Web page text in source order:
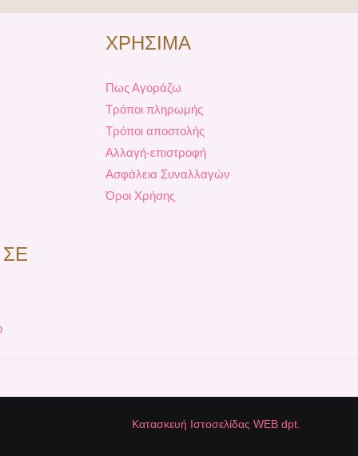
ΧΡΗΣΙΜΑ
Πως Αγοράζω
Τρόποι πληρωμής
Τρόποι αποστολής
Αλλαγή-επιστροφή
Ασφάλεια Συναλλαγών
Όροι Χρήσης
Κατασκευή Ιστοσελίδας WEB dpt.